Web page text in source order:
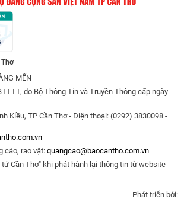
Thơ
MẾN
do Bộ Thông Tin và Truyền Thông cấp ngày
Kiều, TP Cần Thơ - Điện thoại: (0292) 3830098 -
cáo, rao vặt: quangcao@baocantho.com.vn
tử Cần Thơ" khi phát hành lại thông tin từ website
Phát triển bởi: